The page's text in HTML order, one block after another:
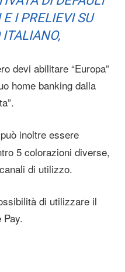
I PRELIEVI SU
ITALIANO,
devi abilitare “Europa”
home banking dalla
può inoltre essere
5 colorazioni diverse,
di utilizzo.
di utilizzare il
Pay.